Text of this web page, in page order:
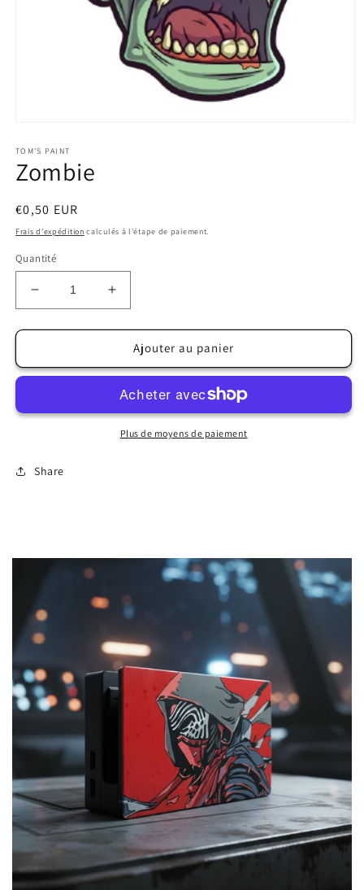
média
1
dans
modale
TOM'S PAINT
Zombie
Prix
habituel
€0,50 EUR
Frais d'expédition calculés à l'étape de paiement.
Quantité
Réduire
la
quantité
Zombie
Augmenter
la
quantité
Zombie
Ajouter au panier
Plus de moyens de paiement
Share